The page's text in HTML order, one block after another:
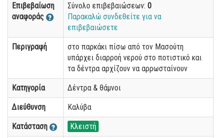
Επιβεβαίωση
αναφοράς
Σύνολο επιβεβαιώσεων: 0
Παρακαλώ συνδεθείτε για να
επιβεβαιώσετε
Περιγραφή
στο παρκάκι πίσω από τον Μασούτη
υπάρχει διαρροή νερού στο ποτιστικό και
τα δέντρα αρχίζουν να αρρωσταίνουν
Κατηγορία Δέντρα & θάμνοι
Διεύθυνση Καλύβα
Κατάσταση Κλειστή